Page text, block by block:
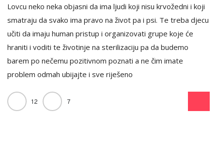
Lovcu neko neka objasni da ima ljudi koji nisu krvožedni i koji
smatraju da svako ima pravo na život pa i psi. Te treba djecu
učiti da imaju human pristup i organizovati grupe koje će
hraniti i voditi te životinje na sterilizaciju pa da budemo
barem po nečemu pozitivnom poznati a ne čim imate
problem odmah ubijajte i sve riješeno
12 7